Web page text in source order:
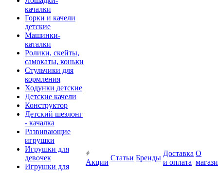
качалки
Горки и качели
детские
Машинки-
каталки
Ролики, скейты,
самокаты, коньки
Стульчики для
кормления
Ходунки детские
Детские качели
Конструктор
Детский шезлонг
- качалка
Развивающие
игрушки
Игрушки для
девочек
Игрушки для
Акции
Статьи Бренды
Доставка
и оплата
О